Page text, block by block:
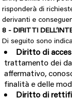
risponderà di
derivanti e
8 - DIRITTI
Di seguito sono
Diritto di
trattamento dei
affermativo,
finalità e delle
Diritto di